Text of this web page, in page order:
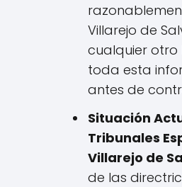
Villarejo de
cualquier otro
toda esta
antes de
Situación
Tribunales
Villarejo de
de las